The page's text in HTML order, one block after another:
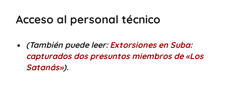
Acceso al personal técnico
(También puede leer: Extorsiones en Suba:
capturados dos presuntos miembros de «Los
Satanás»).